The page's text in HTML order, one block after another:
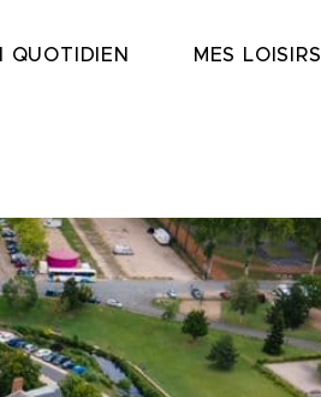
QUOTIDIEN MES LOISIRS